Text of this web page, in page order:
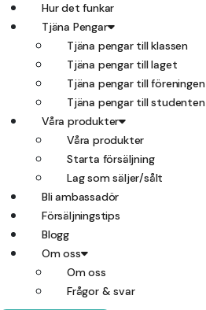
Hur det funkar
Tjäna Pengar
Tjäna pengar till klassen
Tjäna pengar till laget
Tjäna pengar till föreningen
Tjäna pengar till studenten
Våra produkter
Våra produkter
Starta försäljning
Lag som säljer/sålt
Bli ambassadör
Försäljningstips
Blogg
Om oss
Om oss
Frågor & svar